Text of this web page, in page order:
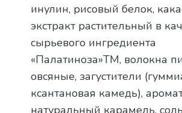
инулин, рисовый белок,
экстракт растительный в
сырьевого ингредиента
«Палатиноза»ТМ, волокна
овсяные, загустители
ксантановая камедь),
натуральный карамель,